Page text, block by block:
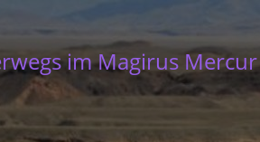
im Magirus Mercur